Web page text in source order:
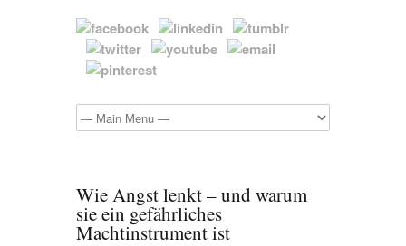
Wie Angst lenkt – und warum
sie ein gefährliches
Machtinstrument ist